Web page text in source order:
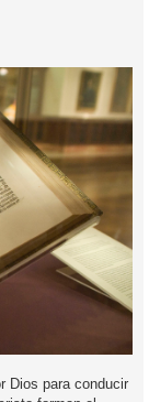
Dios para conducir